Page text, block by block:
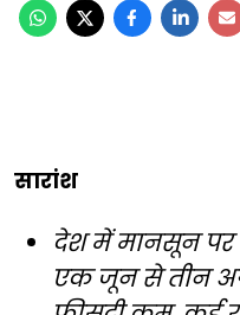
सारांश
देश में मानसून
एक जून से तीन